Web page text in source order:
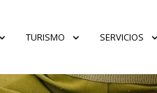
TURISMO SERVICIOS